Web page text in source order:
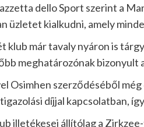
dello Sport szerint a
üzletet kialkudni, amely
klub már tavaly nyáron is
meghatározónak bizonyult
Osimhen szerződéséből
díjjal kapcsolatban,
illetékesei állítólag a